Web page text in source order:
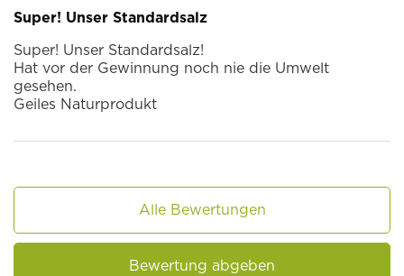
Super! Unser Standardsalz
Super! Unser Standardsalz!
Hat vor der Gewinnung noch nie die Umwelt
gesehen.
Geiles Naturprodukt
Alle Bewertungen
Bewertung abgeben